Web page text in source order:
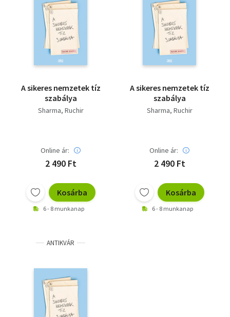
Szakkönyv
Szótár, nyelvkönyv
Tankönyv, segédkönyv
Társadalomtudomány
Természettudomány
A sikeres nemzetek tíz
szabálya
Sharma, Ruchir
Online ár:
2 490 Ft
Kosárba
6 - 8 munkanap
A sikeres nemzetek tíz
szabálya
Sharma, Ruchir
Online ár:
2 490 Ft
Kosárba
6 - 8 munkanap
ANTIKVÁR